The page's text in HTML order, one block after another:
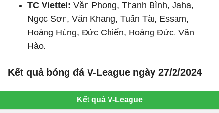
TC Viettel: Văn Phong, Thanh Bình, Jaha,
Ngọc Sơn, Văn Khang, Tuấn Tài, Essam,
Hoàng Hùng, Đức Chiến, Hoàng Đức, Văn
Hào.
Kết quả bóng đá V-League ngày 27/2/2024